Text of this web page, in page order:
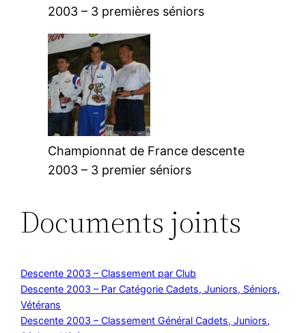
2003 – 3 premières séniors
Championnat de France descente
2003 – 3 premier séniors
Documents joints
Descente 2003 – Classement par Club
Descente 2003 – Par Catégorie Cadets, Juniors, Séniors,
Vétérans
Descente 2003 – Classement Général Cadets, Juniors,